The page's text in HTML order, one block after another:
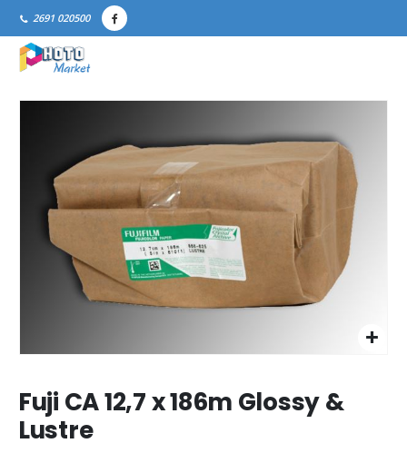
2691 020500
Fuji CA 12,7 x 186m Glossy &
Lustre